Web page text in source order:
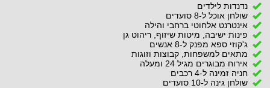
נדנדות לילדים
שולחן אוכל ל-8 סועדים
אינטרנט אלחוטי ברחבי והילה
פינות ישיבה, מיטות שיזוף, ריהוט גן
ג'קוזי ספא מפנק ל-8 אנשים
מתאים למשפחות, קבוצות וזוגות
אירוח מבוגרים מגיל 24 ומעלה
חניה זמינה ל-4 רכבים
שולחן גינה ל-10 סועדים